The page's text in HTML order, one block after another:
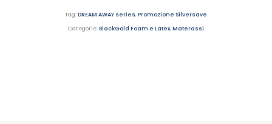
Categorie: BlackGold Foam e Latex, Materassi
Tag: DREAM AWAY series, Promozione Silversave